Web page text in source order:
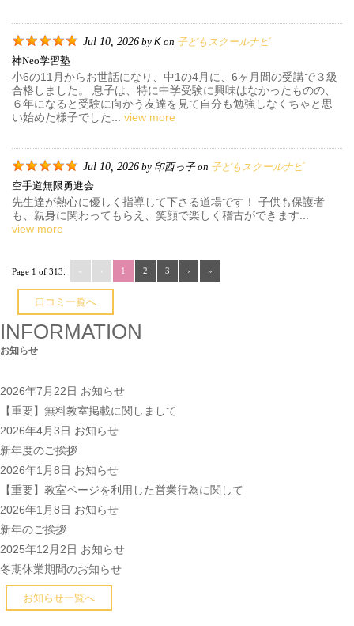
Jul 10, 2026 by K on 子どもスクールナビ
神neo学習塾
小6の11月からお世話になり、中1の4月に、6ヶ月間の受講で３級
合格しました。 息子は、特に中学受験に興味はなかったものの、
６年になると受験に向かう友達を見て自分も勉強しなくちゃと思
い始めた様子でした... view more
Jul 10, 2026 by 印西っ子on 子どもスクールナビ
空手道無限勇進会
先生達が熱心に優しく指導して下さる道場です！ 子供も保護者
も、親身に関わってもらえ、笑顔で楽しく稽古ができます...
view more
Page 1 of 313: « ‹ 1 2 3 › »
口コミ一覧へ
INFORMATION
お知らせ
2026年7月22日 お知らせ
【重要】無料教室掲載に関しまして
2026年4月3日 お知らせ
新年度のご挨拶
2026年1月8日 お知らせ
【重要】教室ページを利用した営業行為に関して
2026年1月8日 お知らせ
新年のご挨拶
2025年12月2日 お知らせ
冬期休業期間のお知らせ
お知らせ一覧へ